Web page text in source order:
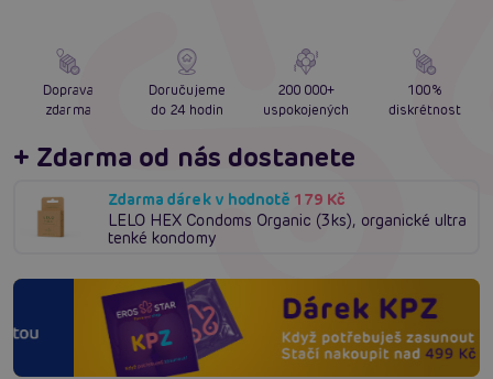
Doprava
zdarma
Doručujeme
do 24 hodin
200 000+
uspokojených
100%
diskrétnost
+ Zdarma od nás dostanete
Zdarma dárek v hodnotě 179 Kč
LELO HEX Condoms Organic (3ks), organické ultra
tenké kondomy